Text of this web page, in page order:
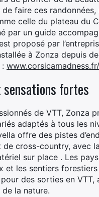
faire ces randonnées,
celle du plateau du
par un guide
proposé par
à Zonza depuis
:
sensations fortes
de VTT, Zonza
adaptés à tous les
offre des pistes
de cross-country, avec
sur place . Les
et les sentiers
des sorties en VTT,
la nature.​